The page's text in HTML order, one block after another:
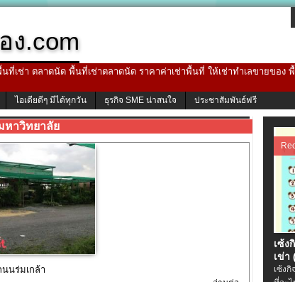
ง.com
เช่า ตลาดนัด พื้นที่เช่าตลาดนัด ราคาค่าเช่าพื้นที่ ให้เช่าทำเลขายของ
ไอเดียดีๆ มีได้ทุกวัน ธุรกิจ SME น่าสนใจ ประชาสัมพันธ์ฟรี
หาวิทยาลัย
นร่มเกล้า
เซ้ง
เข่า
เซ้ง